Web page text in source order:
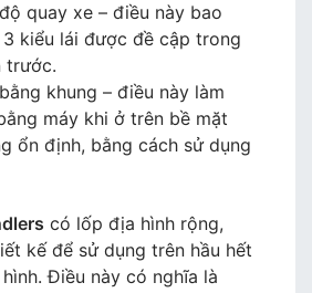
quay xe – điều này bao
kiểu lái được đề cập trong
trước.
khung – điều này làm
máy khi ở trên bề mặt
ổn định, bằng cách sử dụng
có lốp địa hình rộng,
kế để sử dụng trên hầu hết
Điều này có nghĩa là